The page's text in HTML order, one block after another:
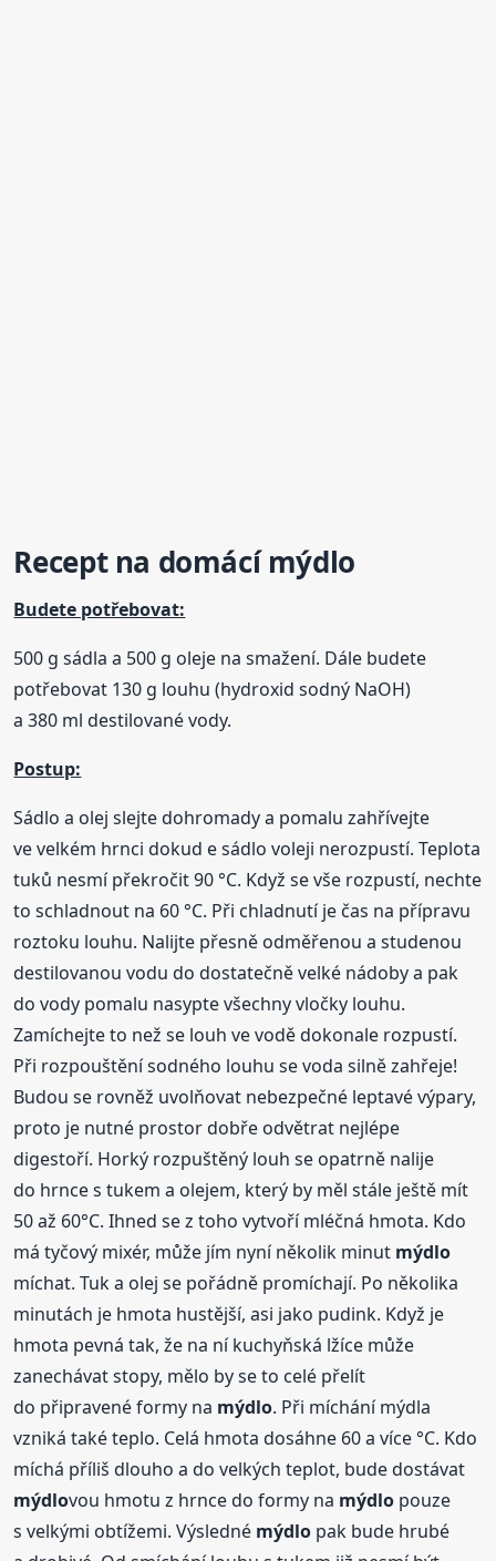
Receptna domácímýdlo
Budete potřebovat:
500 g sádla a 500 g oleje na smažení. Dále budete
potřebovat 130 g louhu (hydroxid sodný NaOH)
a 380 ml destilované vody.
Postup:
Sádlo a olej slejte dohromady a pomalu zahřívejte
ve velkém hrnci dokud e sádlo voleji nerozpustí. Teplota
tuků nesmí překročit 90 °C. Když se vše rozpustí, nechte
to schladnout na 60 °C. Při chladnutí je čas na přípravu
roztoku louhu. Nalijte přesně odměřenou a studenou
destilovanou vodu do dostatečně velké nádoby a pak
do vody pomalu nasypte všechny vločky louhu.
Zamíchejte to než se louh ve vodě dokonale rozpustí.
Při rozpouštění sodného louhu se voda silně zahřeje!
Budou se rovněž uvolňovat nebezpečné leptavé výpary,
proto je nutné prostor dobře odvětrat nejlépe
digestoří. Horký rozpuštěný louh se opatrně nalije
do hrnce s tukem a olejem, který by měl stále ještě mít
50 až 60°C. Ihned se z toho vytvoří mléčná hmota. Kdo
má tyčový mixér, může jím nyní několik minut mýdlo
míchat. Tuk a olej se pořádně promíchají. Po několika
minutách je hmota hustější, asi jako pudink. Když je
hmota pevná tak, že na ní kuchyňská lžíce může
zanechávat stopy, mělo by se to celé přelít
do připravené formy na mýdlo. Při míchání mýdla
vzniká také teplo. Celá hmota dosáhne 60 a více °C. Kdo
míchá příliš dlouho a do velkých teplot, bude dostávat
mýdlovou hmotu z hrnce do formy na mýdlo pouze
s velkými obtížemi. Výsledné mýdlo pak bude hrubé